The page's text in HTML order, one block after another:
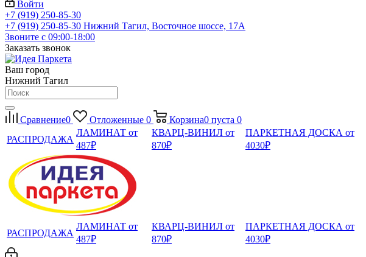
Войти
+7 (919) 250-85-30
+7 (919) 250-85-30 Нижний Тагил, Восточное шоссе, 17А
Звоните с 09:00-18:00
Заказать звонок
Ваш город
Нижний Тагил
Сравнение0 Отложенные 0 Корзина0 пуста 0
РАСПРОДАЖА
ЛАМИНАТ от
487₽
КВАРЦ-ВИНИЛ от
870₽
ПАРКЕТНАЯ ДОСКА от
4030₽
РАСПРОДАЖА
ЛАМИНАТ от
487₽
КВАРЦ-ВИНИЛ от
870₽
ПАРКЕТНАЯ ДОСКА от
4030₽